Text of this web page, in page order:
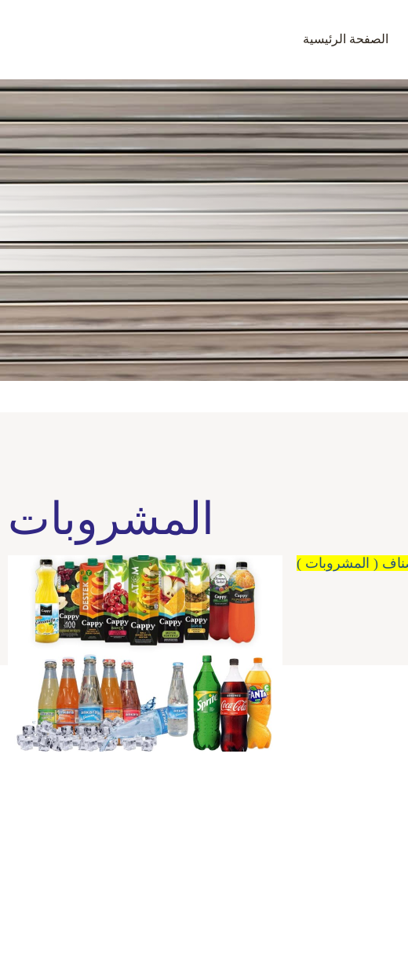
الصفحة الرئيسية
المشروبات